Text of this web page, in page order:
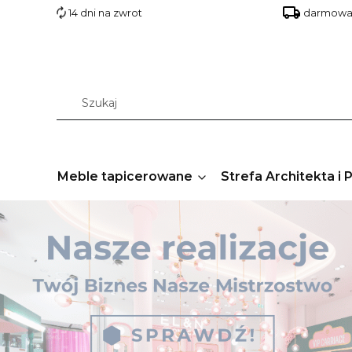
14 dni na zwrot
Meble tapicerowane Strefa Architekta i